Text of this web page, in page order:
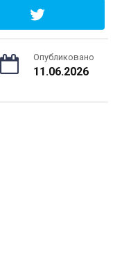
Опубликовано
11.06.2026